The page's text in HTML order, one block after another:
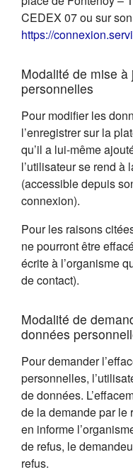
CEDEX 07 ou sur
https://
Modalité de mise
personnelles
Pour modifier les
l’enregistrer sur la
qu’il a lui-même
l’utilisateur se rend à
(accessible depuis
connexion).
Pour les raisons
ne pourront être
écrite à l’organisme
de contact).
Modalité de
données
Pour demander
personnelles,
de données.
de la demande par le
en informe
de refus, le
refus.